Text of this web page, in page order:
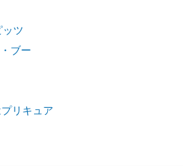
ッツ
ブー
リキュア